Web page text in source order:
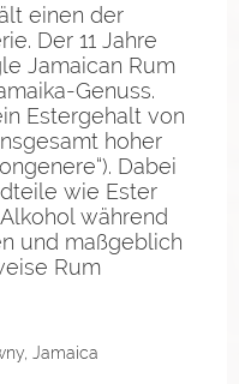
einen der
Der 11 Jahre
Jamaican Rum
Genuss.
Estergehalt von
hoher
Dabei
wie Ester
während
und maßgeblich
Rum
Jamaica